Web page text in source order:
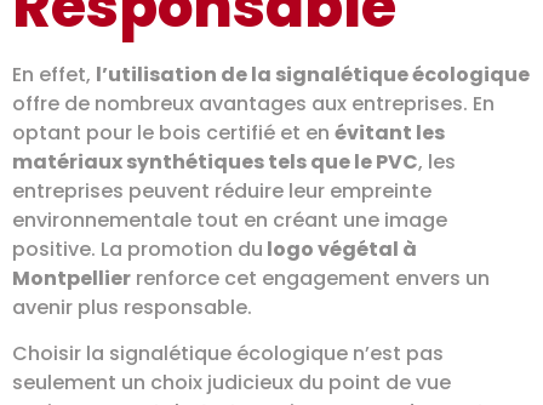
En effet, l’utilisation de la signalétique écologique
offre de nombreux avantages aux entreprises. En
optant pour le bois certifié et en évitant les
matériaux synthétiques tels que le PVC, les
entreprises peuvent réduire leur empreinte
environnementale tout en créant une image
positive. La promotion du logo végétal à
Montpellier renforce cet engagement envers un
avenir plus responsable.
Choisir la signalétique écologique n’est pas
seulement un choix judicieux du point de vue